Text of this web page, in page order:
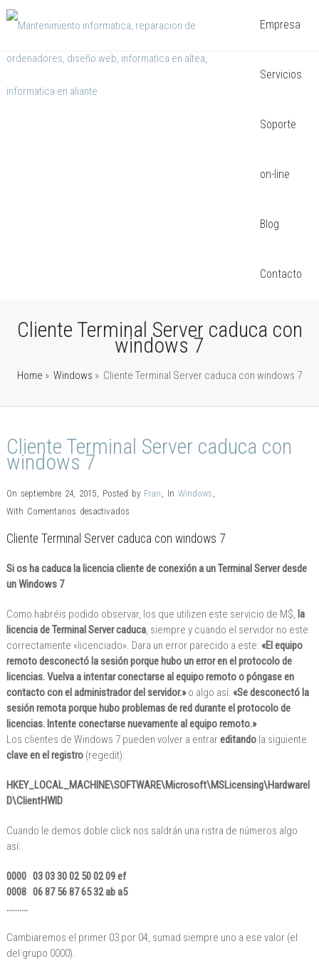
Empresa
Servicios
Soporte
on-line
Blog
Contacto
Cliente Terminal Server caduca con
windows 7
Home » Windows » Cliente Terminal Server caduca con windows 7
Cliente Terminal Server caduca con
windows 7
On septiembre 24, 2015, Posted by Fran , In Windows ,
With Comentarios desactivadosen
Terminal
Server
windows
7
Cliente Terminal Server caduca con windows 7
Si os ha caduca la licencia cliente de conexión a un Terminal Server desde
un Windows 7
Como habréis podido observar, los que utilizen este servicio de M$, la
licencia de Terminal Server caduca, siempre y cuando el servidor no este
correctamente «licenciado». Dara un error parecido a este: «El equipo
remoto desconectó la sesión porque hubo un error en el protocolo de
licencias. Vuelva a intentar conectarse al equipo remoto o póngase en
contacto con el administrador del servidor.»o algo así: «Se desconectó la
sesión remota porque hubo problemas de red durante el protocolo de
licencias. Intente conectarse nuevamente al equipo remoto.»
Los clientes de Windows 7 pueden volver a entrareditandola siguiente
clave en el registro(regedit):
HKEY_LOCAL_MACHINE\SOFTWARE\Microsoft\MSLicensing\HardwareI
D\ClientHWID
Cuando le demos doble click nos saldrán una ristra de números algo
así:
0000 03 03 30 02 50 02 09 ef
0008 06 87 56 87 65 32 ab a5
……….
Cambiaremos el primer 03 por 04, sumad siempre uno a ese valor (el
del grupo 0000).